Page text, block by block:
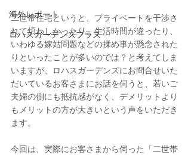
海外レポート
ロハスガーデンズプラス
二世帯住宅というと、プライベートを干渉さ
れて煩わしかったり、生活時間が違ったり、
いわゆる嫁姑問題などの揉め事が懸念された
りといったことが多いのでは？と考えてしま
いますが、ロハスガーデンズにお問合せいた
だいているお客さまにお話を伺うと、若いご
夫婦の側にも抵抗感がなく、デメリットより
もメリットの方が大きいという声をいただき
ます。
今回は、実際にお客さまから伺った「二世帯